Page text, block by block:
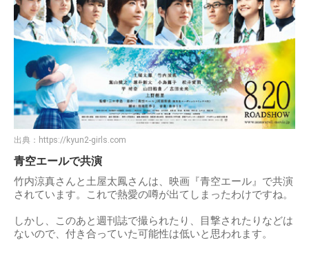
出典： https://kyun2-girls.com
青空エールで共演
竹内涼真さんと土屋太鳳さんは、映画『青空エール』で共演
されています。これで熱愛の噂が出てしまったわけですね。
しかし、このあと週刊誌で撮られたり、目撃されたりなどは
ないので、付き合っていた可能性は低いと思われます。